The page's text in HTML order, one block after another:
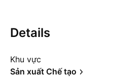
Details
Khu vực
Sản xuất Chế tạo